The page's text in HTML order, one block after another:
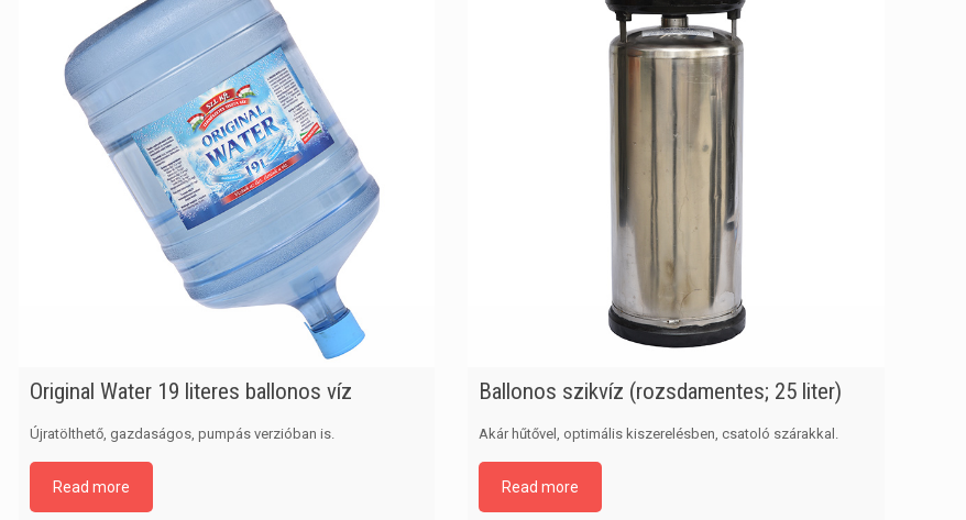
Original Water 19 literes ballonos víz
Újratölthető, gazdaságos, pumpás verzióban is.
Read more
Ballonos szikvíz (rozsdamentes; 25 liter)
Akár hűtővel, optimális kiszerelésben, csatoló szárakkal.
Read more